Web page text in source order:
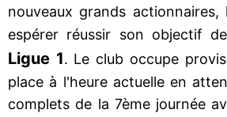
nouveaux grands actionnaires,
espérer réussir son objectif
Ligue 1. Le club occupe
place à l'heure actuelle en
complets de la 7ème journée